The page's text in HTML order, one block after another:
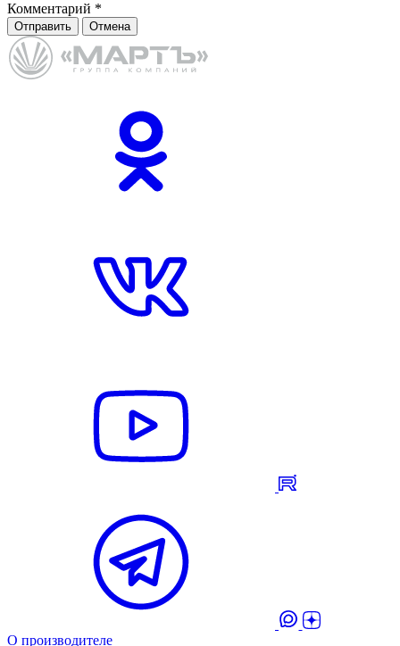
Комментарий *
Отправить Отмена
О производителе